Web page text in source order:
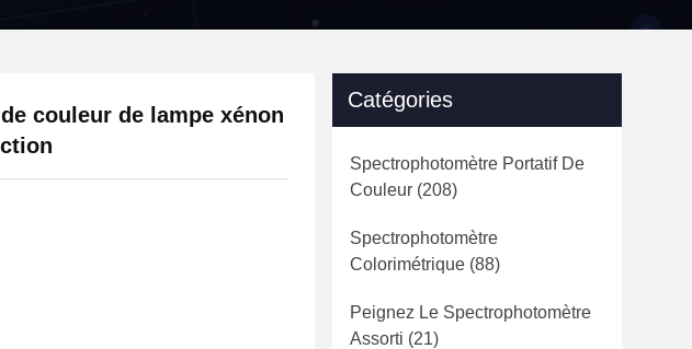
couleur de lampe xénon
Catégories
Spectrophotomètre Portatif De
Couleur (208)
Spectrophotomètre
Colorimétrique (88)
Peignez Le Spectrophotomètre
Assorti (21)